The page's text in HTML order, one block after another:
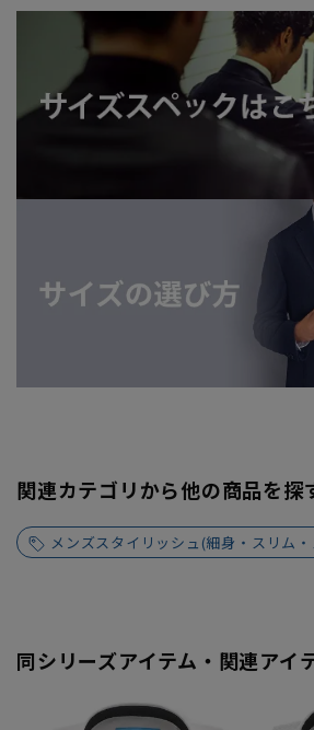
関連カテゴリから他の商品を探
メンズスタイリッシュ(細身・スリム
同シリーズアイテム・関連アイ